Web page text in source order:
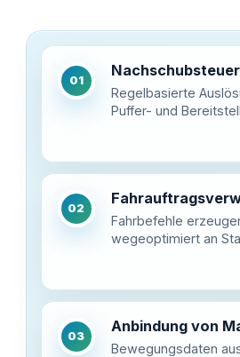
01
Regelbasierte
Puffer- und
02
Fahrbefehle
wegeoptimiert an
03
Anbindung von
Bewegungsdaten